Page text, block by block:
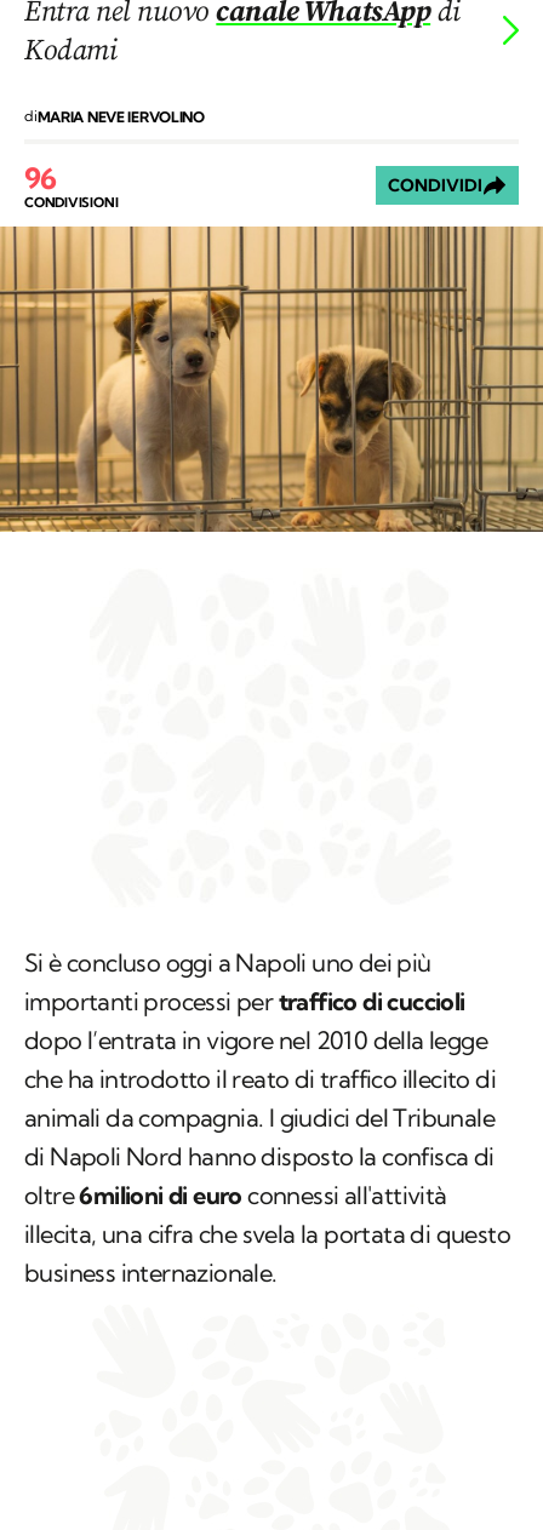
Entra nel nuovocanale WhatsAppdi
Kodami
diMARIA NEVE IERVOLINO
96
CONDIVISIONI
CONDIVIDI
Si è concluso oggi a Napoli uno dei più
importanti processi pertraffico di cuccioli
dopo l’entrata in vigore nel 2010 della legge
che ha introdotto il reato di traffico illecito di
animali da compagnia. I giudici del Tribunale
di Napoli Nord hanno disposto la confisca di
oltre6milioni di euro connessi all'attività
illecita, una cifra che svela la portata di questo
business internazionale.